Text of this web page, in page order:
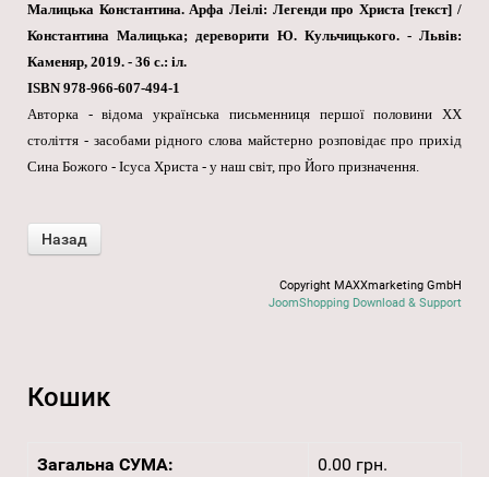
Малицька Константина. Арфа Леілі: Легенди про Христа [текст] /
Константина Малицька; дереворити Ю. Кульчицького. - Львів:
Каменяр, 2019. - 36 с.: іл.
ISBN 978-966-607-494-1
Авторка - відома українська письменниця першої половини XX
століття - засобами рідного слова майстерно розповідає про прихід
Сина Божого - Ісуса Христа - у наш світ, про Його призначення.
Copyright MAXXmarketing GmbH
JoomShopping Download & Support
Кошик
Загальна СУМА: 0.00 грн.